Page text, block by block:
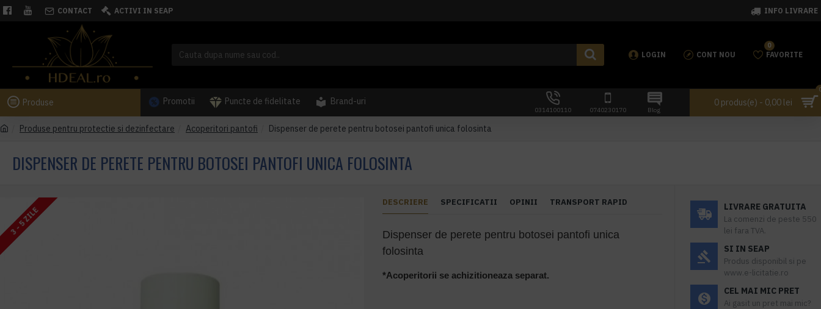
CONTACT ACTIVI IN SEAP INFO LIVRARE
LOGIN CONT NOU FAVORITE
0
Produse Promotii Puncte de fidelitate Brand-uri
0314100110 0740230170 Blog
0 produs(e) - 0,00 lei
Produse pentru protectie si dezinfectare Acoperitori pantofi Dispenser de perete pentru botosei pantofi unica folosinta
DISPENSER DE PERETE PENTRU BOTOSEI PANTOFI UNICA FOLOSINTA
3 - 5 ZILE
DESCRIERE SPECIFICATII OPINII TRANSPORT RAPID
Dispenser de perete pentru botosei pantofi unica
folosinta
*Acoperitorii se achizitioneaza separat.
LIVRARE GRATUITA
La comenzi de peste 550
lei fara TVA.
SI IN SEAP
Produs disponibil si pe
www.e-licitatie.ro
CEL MAI MIC PRET
Ai gasit un pret mai mic?